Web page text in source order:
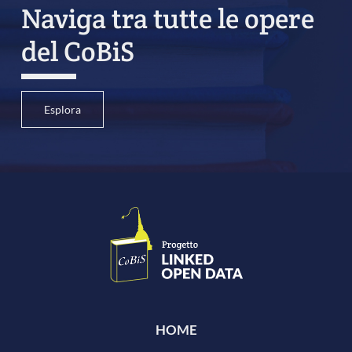
Naviga tra tutte le opere
del CoBiS
Esplora
HOME